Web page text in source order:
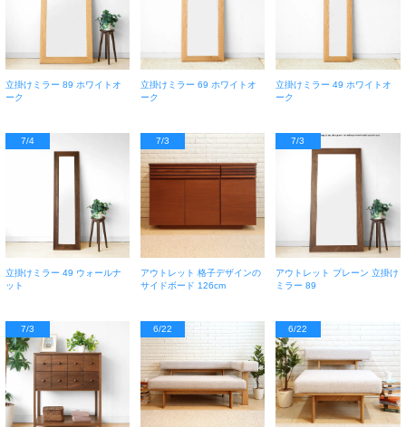
立掛けミラー 89 ホワイトオ
ーク
立掛けミラー 69 ホワイトオ
ーク
立掛けミラー 49 ホワイトオ
ーク
7/4
立掛けミラー 49 ウォールナ
ット
7/3
アウトレット 格子デザインの
サイドボード 126cm
7/3
アウトレット プレーン 立掛け
ミラー 89
7/3 6/22 6/22